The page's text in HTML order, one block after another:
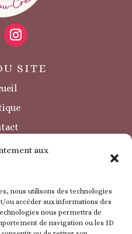
aux
nous utilisons des technologies
ou accéder aux informations des
nous permettra de
de navigation ou les ID
SITE
à savoir
LÉGALES
cookie